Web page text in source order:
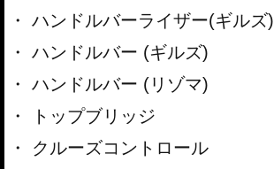
ハンドルバーライザー(ギルズ)
ハンドルバー (ギルズ)
ハンドルバー (リゾマ)
トップブリッジ
クルーズコントロール